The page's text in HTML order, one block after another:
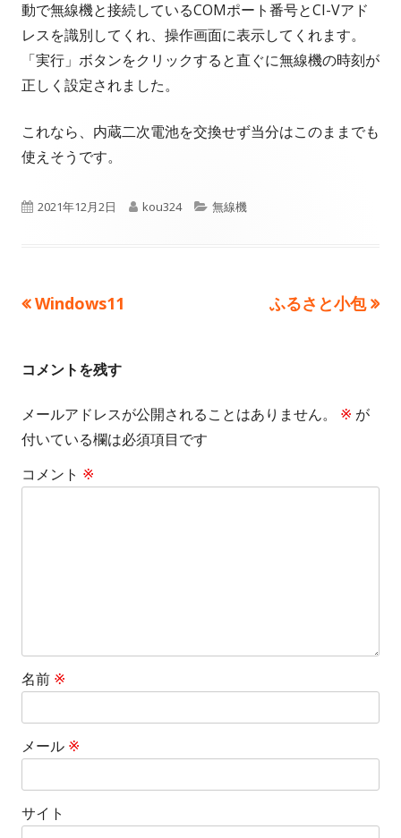
ド
ウ
開
ま
ウ
ィ
ン
ド
で
ま
動で無線機と接続しているCOMポート番号とCI-Vアド
レスを識別してくれ、操作画面に表示してくれます。
「実行」ボタンをクリックすると直ぐに無線機の時刻が
正しく設定されました。
これなら、内蔵二次電池を交換せず当分はこのままでも
使えそうです。
公
2021年12月2日
作
kou324
カ
無線機
投
ナ
ビ
ゲ
前
事:
Windows11
次
ふるさと小包
コメントを残す
メールアドレスが公開されることはありません。 ※ が
付いている欄は必須項目です
コメント ※
名前 ※
メール ※
サイト